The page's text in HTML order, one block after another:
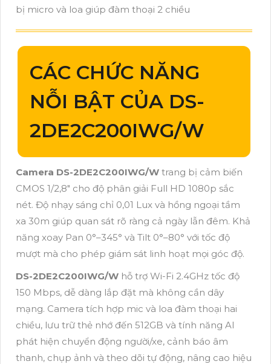
bị micro và loa giúp đàm thoại 2 chiều
CÁC CHỨC NĂNG
NỖI BẬT CỦA DS-
2DE2C200IWG/W
Camera DS-2DE2C200IWG/W trang bị cảm biến
CMOS 1/2,8" cho độ phân giải Full HD 1080p sắc
nét. Độ nhạy sáng chỉ 0,01 Lux và hồng ngoại tầm
xa 30m giúp quan sát rõ ràng cả ngày lẫn đêm. Khả
năng xoay Pan 0°–345° và Tilt 0°–80° với tốc độ
mượt mà cho phép giám sát linh hoạt mọi góc độ.
DS-2DE2C200IWG/W hỗ trợ Wi-Fi 2.4GHz tốc độ
150 Mbps, dễ dàng lắp đặt mà không cần dây
mạng. Camera tích hợp mic và loa đàm thoại hai
chiều, lưu trữ thẻ nhớ đến 512GB và tính năng AI
phát hiện chuyển động người/xe, cảnh báo âm
thanh, chụp ảnh và theo dõi tự động, nâng cao hiệu